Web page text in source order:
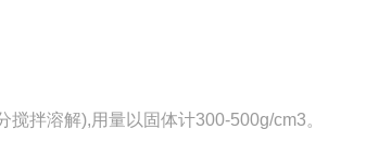
拌溶解),用量以固体计300-500g/cm3。